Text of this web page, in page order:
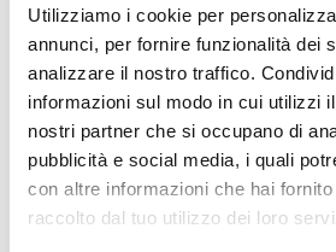
Utilizziamo i cookie per
annunci, per fornire funzionalità dei
analizzare il nostro traffico.
informazioni sul modo in cui utilizzi
nostri partner che si occupano di
pubblicità e social media, i quali
con altre informazioni che hai
raccolto dal tuo utilizzo dei loro
SULLA CIMA ZERMINIGER
Un panorama a 360 gradi vi
lunga salita.
7:00 h
1728 hm
Saperne di più